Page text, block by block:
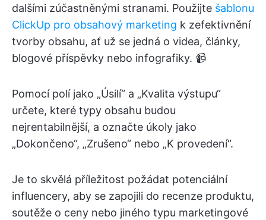
dalšími zúčastněnými stranami. Použijte šablonu
ClickUp pro obsahový marketing k zefektivnění
tvorby obsahu, ať už se jedná o videa, články,
blogové příspěvky nebo infografiky. 📹
Pomocí polí jako „Úsilí“ a „Kvalita výstupu“
určete, které typy obsahu budou
nejrentabilnější, a označte úkoly jako
„Dokončeno“, „Zrušeno“ nebo „K provedení“.
Je to skvělá příležitost požádat potenciální
influencery, aby se zapojili do recenze produktu,
soutěže o ceny nebo jiného typu marketingové